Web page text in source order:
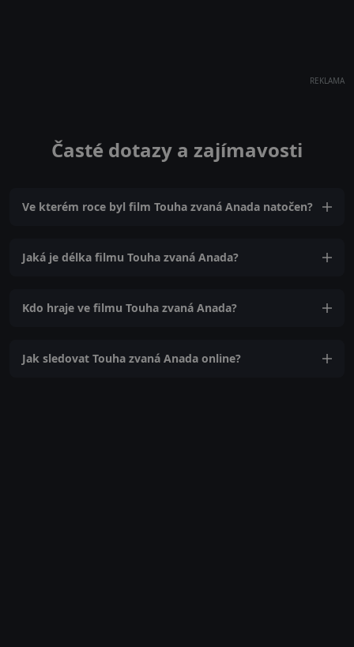
REKLAMA
Časté dotazy a zajímavosti
Ve kterém roce byl film Touha zvaná Anada natočen?
Jaká je délka filmu Touha zvaná Anada?
Kdo hraje ve filmu Touha zvaná Anada?
Jak sledovat Touha zvaná Anada online?